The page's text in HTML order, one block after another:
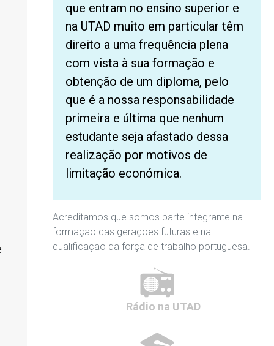
que entram no ensino superior e
na UTAD muito em particular têm
direito a uma frequência plena
com vista à sua formação e
obtenção de um diploma, pelo
que é a nossa responsabilidade
primeira e última que nenhum
estudante seja afastado dessa
realização por motivos de
limitação económica.
Acreditamos que somos parte integrante na
formação das gerações futuras e na
qualificação da força de trabalho portuguesa.
Rádio na UTAD